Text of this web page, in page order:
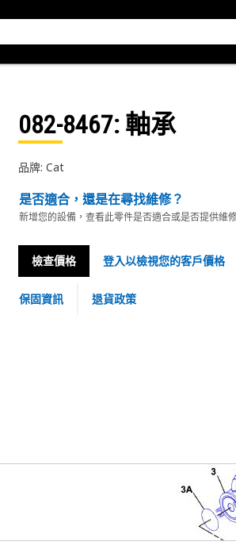
082-8467: 軸承
品牌: Cat
是否適合，還是在尋找維修？
新增您的設備，查看此零件是否適合或是否提供維
檢查價格 登入以檢視您的客戶價格
保固資訊 退貨政策